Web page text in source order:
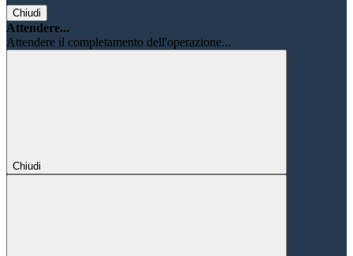
Chiudi
Attendere...
Attendere il completamento dell'operazione...
Chiudi